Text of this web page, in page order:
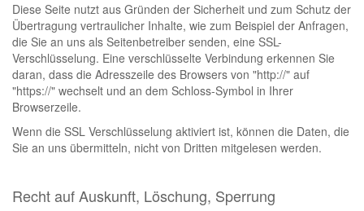
Diese Seite nutzt aus Gründen der Sicherheit und zum Schutz der
Übertragung vertraulicher Inhalte, wie zum Beispiel der Anfragen,
die Sie an uns als Seitenbetreiber senden, eine SSL-
Verschlüsselung. Eine verschlüsselte Verbindung erkennen Sie
daran, dass die Adresszeile des Browsers von "http://" auf
"https://" wechselt und an dem Schloss-Symbol in Ihrer
Browserzeile.
Wenn die SSL Verschlüsselung aktiviert ist, können die Daten, die
Sie an uns übermitteln, nicht von Dritten mitgelesen werden.
Recht auf Auskunft, Löschung, Sperrung